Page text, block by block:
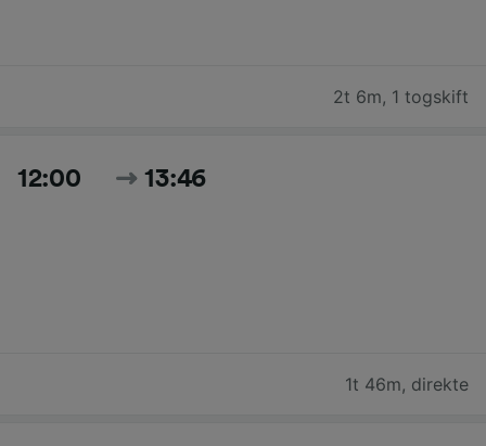
2t 6m, 1 togskift
12:00 13:46
1t 46m, direkte